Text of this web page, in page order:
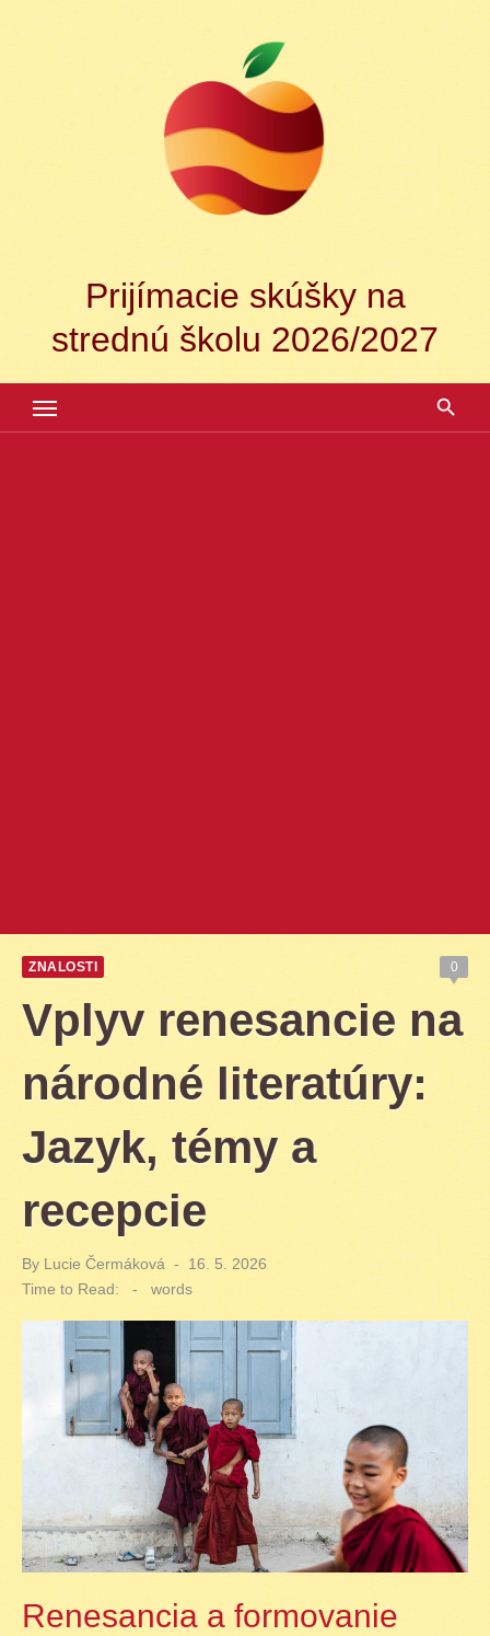
Prijímacie skúšky na
strednú školu 2026/2027
ZNALOSTI 0
Vplyv renesancie na
národné literatúry:
Jazyk, témy a
recepcie
By Lucie Čermáková
Posted
on
16. 5. 2026
Time to Read:
- words
Renesancia a formovanie